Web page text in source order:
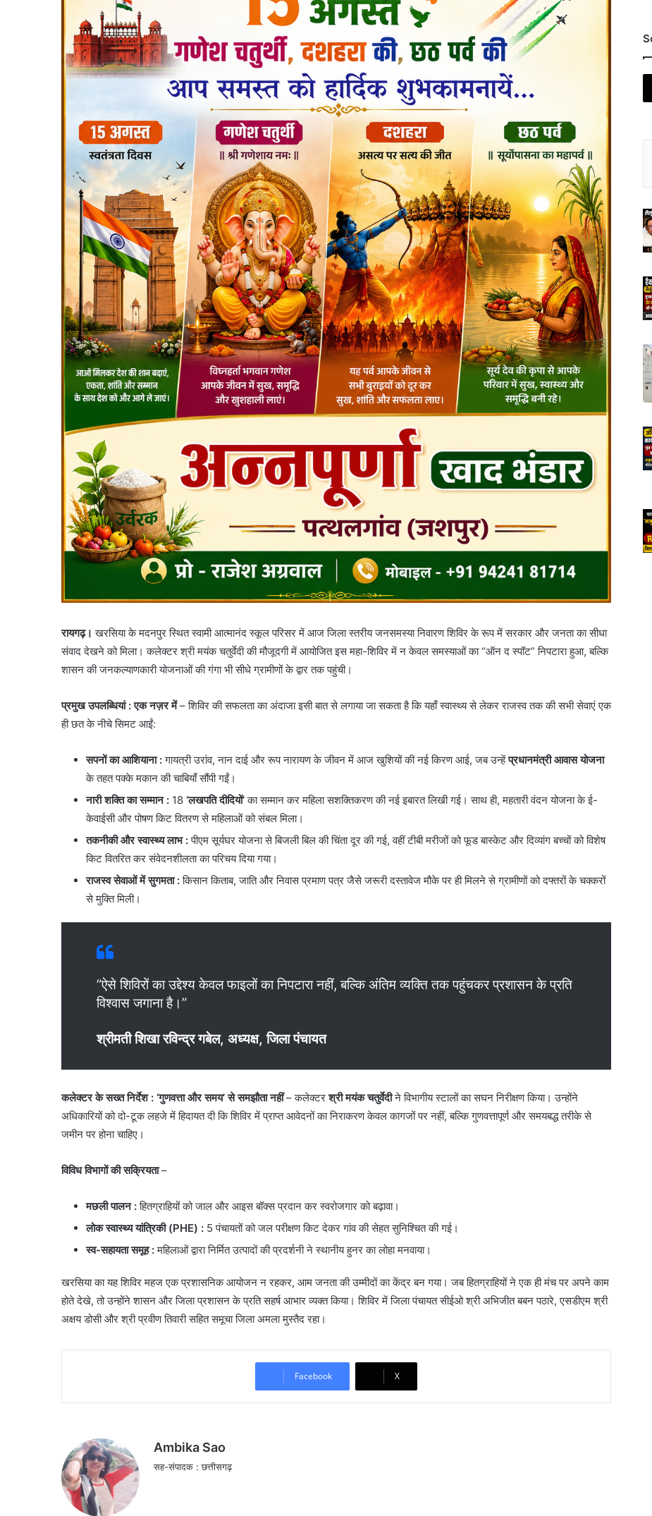
रायगढ़। खरसिया के मदनपुर स्थित स्वामी आत्मानंद स्कूल परिसर में आज जिला स्तरीय जनसमस्या निवारण शिविर के रूप में सरकार और जनता का सीधा
संवाद देखने को मिला। कलेक्टर श्री मयंक चतुर्वेदी की मौजूदगी में आयोजित इस महा-शिविर में न केवल समस्याओं का “ऑन द स्पॉट” निपटारा हुआ, बल्कि
शासन की जनकल्याणकारी योजनाओं की गंगा भी सीधे ग्रामीणों के द्वार तक पहुंची।
प्रमुख उपलब्धियां : एक नज़र में– शिविर की सफलता का अंदाजा इसी बात से लगाया जा सकता है कि यहाँ स्वास्थ्य से लेकर राजस्व तक की सभी सेवाएं एक
ही छत के नीचे सिमट आईं:
सपनों का आशियाना :गायत्री उरांव, नान दाई और रूप नारायण के जीवन में आज खुशियों की नई किरण आई, जब उन्हेंप्रधानमंत्री आवास योजना
के तहत पक्के मकान की चाबियाँ सौंपी गईं।
नारी शक्ति का सम्मान : 18 ‘लखपति दीदियों’का सम्मान कर महिला सशक्तिकरण की नई इबारत लिखी गई। साथ ही, महतारी वंदन योजना के ई-
केवाईसी और पोषण किट वितरण से महिलाओं को संबल मिला।
तकनीकी और स्वास्थ्य लाभ :पीएम सूर्यघर योजना से बिजली बिल की चिंता दूर की गई, वहीं टीबी मरीजों को फूड बास्केट और दिव्यांग बच्चों को विशेष
किट वितरित कर संवेदनशीलता का परिचय दिया गया।
राजस्व सेवाओं में सुगमता :किसान किताब, जाति और निवास प्रमाण पत्र जैसे जरूरी दस्तावेज मौके पर ही मिलने से ग्रामीणों को दफ्तरों के चक्करों
से मुक्ति मिली।
​”ऐसे शिविरों का उद्देश्य केवल फाइलों का निपटारा नहीं, बल्कि अंतिम व्यक्ति तक पहुंचकर प्रशासन के प्रति
विश्वास जगाना है।”
श्रीमती शिखा रविन्द्र गबेल, अध्यक्ष, जिला पंचायत
कलेक्टर के सख्त निर्देश : ‘गुणवत्ता और समय’ से समझौता नहीं– कलेक्टरश्री मयंक चतुर्वेदीने विभागीय स्टालों का सघन निरीक्षण किया। उन्होंने
अधिकारियों को दो-टूक लहजे में हिदायत दी कि शिविर में प्राप्त आवेदनों का निराकरण केवल कागजों पर नहीं, बल्कि गुणवत्तापूर्ण और समयबद्ध तरीके से
जमीन पर होना चाहिए।
विविध विभागों की सक्रियता–
मछली पालन :हितग्राहियों को जाल और आइस बॉक्स प्रदान कर स्वरोजगार को बढ़ावा।
लोक स्वास्थ्य यांत्रिकी (PHE) : 5 पंचायतों को जल परीक्षण किट देकर गांव की सेहत सुनिश्चित की गई।
स्व-सहायता समूह :महिलाओं द्वारा निर्मित उत्पादों की प्रदर्शनी ने स्थानीय हुनर का लोहा मनवाया।
खरसिया का यह शिविर महज एक प्रशासनिक आयोजन न रहकर, आम जनता की उम्मीदों का केंद्र बन गया। जब हितग्राहियों ने एक ही मंच पर अपने काम
होते देखे, तो उन्होंने शासन और जिला प्रशासन के प्रति सहर्ष आभार व्यक्त किया। शिविर में जिला पंचायत सीईओ श्री अभिजीत बबन पठारे, एसडीएम श्री
अक्षय डोसी और श्री प्रवीण तिवारी सहित समूचा जिला अमला मुस्तैद रहा।
Facebook X
Ambika Sao
सह-संपादक : छत्तीसगढ़